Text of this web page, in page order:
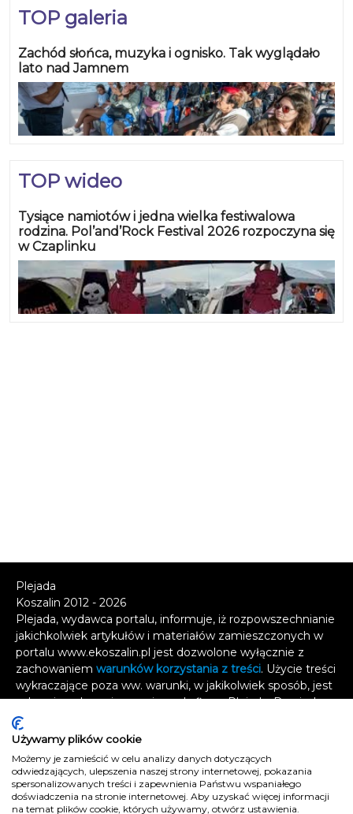
TOP galeria
Zachód słońca, muzyka i ognisko. Tak wyglądało
lato nad Jamnem
TOP wideo
Tysiące namiotów i jedna wielka festiwalowa
rodzina. Pol’and’Rock Festival 2026 rozpoczyna się
w Czaplinku
Plejada
Koszalin 2012 - 2026
Plejada, wydawca portalu, informuje, iż rozpowszechnianie
jakichkolwiek artykułów i materiałów zamieszczonych w
portalu www.ekoszalin.pl jest dozwolone wyłącznie z
zachowaniem warunków korzystania z treści. Użycie treści
wykraczające poza ww. warunki, w jakikolwiek sposób, jest
zabronione bez pisemnej zgody firmy Plejada. Dowiedz
się, w jaki sposób możesz uzyskać
wykorzystanie treści.
Naruszenie tych zasad jest łamaniem prawa i grozi
odpowiedzialnością karną.
Wszelkie prawa zastrzeżone.
Używamy plików cookie
Możemy je zamieścić w celu analizy danych dotyczących
odwiedzających, ulepszenia naszej strony internetowej, pokazania
spersonalizowanych treści i zapewnienia Państwu wspaniałego
doświadczenia na stronie internetowej. Aby uzyskać więcej informacji
na temat plików cookie, których używamy, otwórz ustawienia.